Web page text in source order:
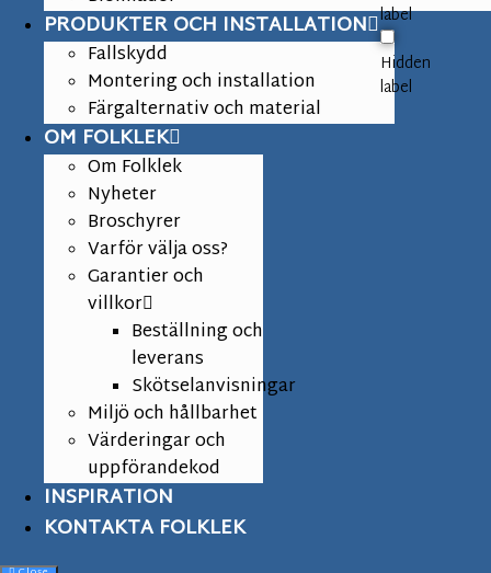
label
Hidden
label
PRODUKTER OCH INSTALLATION
Fallskydd
Montering och installation
Färgalternativ och material
OM FOLKLEK
Om Folklek
Nyheter
Broschyrer
Varför välja oss?
Garantier och
villkor
Beställning och
leverans
Skötselanvisningar
Miljö och hållbarhet
Värderingar och
uppförandekod
INSPIRATION
KONTAKTA FOLKLEK